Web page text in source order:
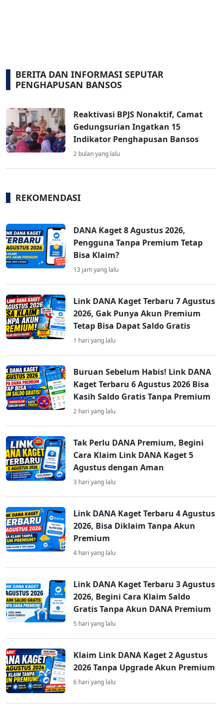
BERITA DAN INFORMASI SEPUTAR
PENGHAPUSAN BANSOS
Reaktivasi BPJS Nonaktif, Camat
Gedungsurian Ingatkan 15
Indikator Penghapusan Bansos
2 bulan yang lalu
REKOMENDASI
DANA Kaget 8 Agustus 2026,
Pengguna Tanpa Premium Tetap
Bisa Klaim?
13 jam yang lalu
Link DANA Kaget Terbaru 7 Agustus
2026, Gak Punya Akun Premium
Tetap Bisa Dapat Saldo Gratis
1 hari yang lalu
Buruan Sebelum Habis! Link DANA
Kaget Terbaru 6 Agustus 2026 Bisa
Kasih Saldo Gratis Tanpa Premium
2 hari yang lalu
Tak Perlu DANA Premium, Begini
Cara Klaim Link DANA Kaget 5
Agustus dengan Aman
3 hari yang lalu
Link DANA Kaget Terbaru 4 Agustus
2026, Bisa Diklaim Tanpa Akun
Premium
4 hari yang lalu
Link DANA Kaget Terbaru 3 Agustus
2026, Begini Cara Klaim Saldo
Gratis Tanpa Akun DANA Premium
5 hari yang lalu
Klaim Link DANA Kaget 2 Agustus
2026 Tanpa Upgrade Akun Premium
6 hari yang lalu